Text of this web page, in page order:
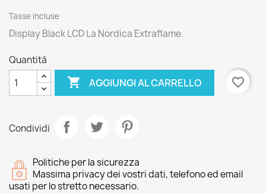
Tasse incluse
Display Black LCD La Nordica Extraflame.
Quantità
 AGGIUNGI AL CARRELLO favorite_border
Condividi
Politiche per la sicurezza
Massima privacy dei vostri dati, telefono ed email
usati per lo stretto necessario.